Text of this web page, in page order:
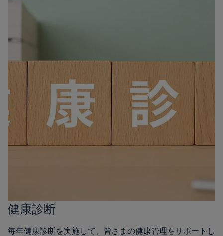
健康診断
毎年健康診断を実施して、皆さまの健康管理をサポートし